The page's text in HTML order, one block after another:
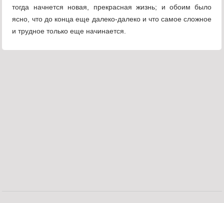
тогда начнется новая, прекрасная жизнь; и обоим было
ясно, что до конца еще далеко-далеко и что самое сложное
и трудное только еще начинается.